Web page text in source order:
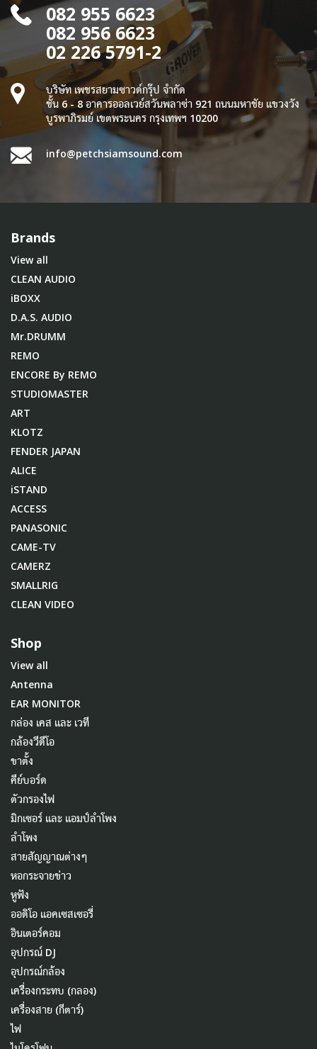
082 955 6623
082 956 6623
02 226 5791-2
บริษัท เพชรสยามซาวด์กรุ๊ป จำกัด
ชั้น 6 - 8 อาคารออลเวย์สวันพลาซ่า 921 ถนนมหาชัย แขวงวัง
บูรพาภิรมย์ เขตพระนคร กรุงเทพฯ 10200
info@petchsiamsound.com
Brands
View all
CLEAN AUDIO
iBOXX
D.A.S. AUDIO
Mr.DRUMM
REMO
ENCORE By REMO
STUDIOMASTER
ART
KLOTZ
FENDER JAPAN
ALICE
iSTAND
ACCESS
PANASONIC
CAME-TV
CAMERZ
SMALLRIG
CLEAN VIDEO
Shop
View all
Antenna
EAR MONITOR
กล่อง เคส และ เวที
กล้องวีดีโอ
ขาตั้ง
คีย์บอร์ด
ตัวกรองไฟ
มิกเซอร์ และ แอมป์ลำโพง
ลำโพง
สายสัญญาณต่างๆ
หอกระจายข่าว
หูฟัง
ออดิโอ แอคเซสเซอรี่
อินเตอร์คอม
อุปกรณ์ DJ
อุปกรณ์กล้อง
เครื่องกระทบ (กลอง)
เครื่องสาย (กีตาร์)
ไฟ